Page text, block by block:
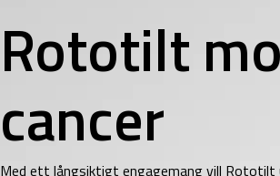
Rototilt
cancer
Med ett långsiktigt engagemang vill